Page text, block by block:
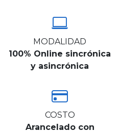
MODALIDAD
100% Online sincrónica
y asincrónica
COSTO
Arancelado con